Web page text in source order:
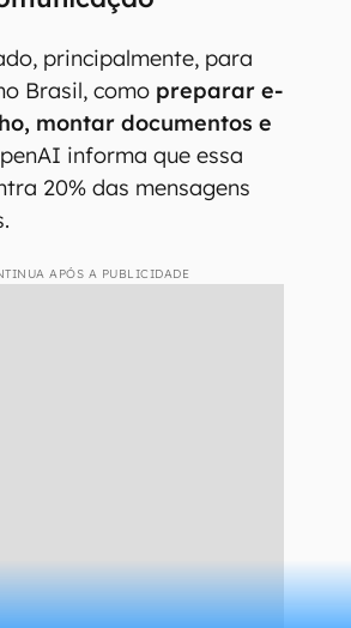
principalmente, para
Brasil, como preparar e-
montar documentos e
informa que essa
20% das mensagens
APÓS A PUBLICIDADE